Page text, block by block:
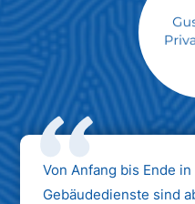
Max
Von Anfang bis Ende
Gebäudedienste sind